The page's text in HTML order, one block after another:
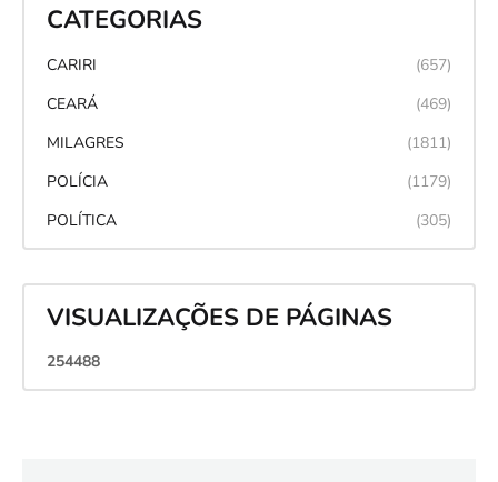
CATEGORIAS
CARIRI
(657)
CEARÁ
(469)
MILAGRES
(1811)
POLÍCIA
(1179)
POLÍTICA
(305)
VISUALIZAÇÕES DE PÁGINAS
254488